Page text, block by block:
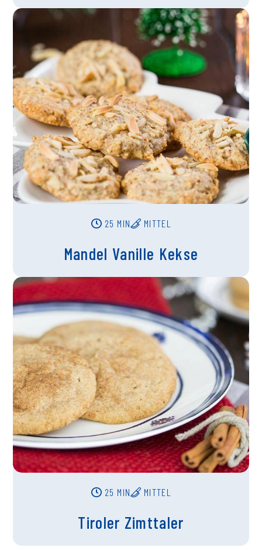
25 MIN MITTEL
Mandel Vanille Kekse
25 MIN MITTEL
Tiroler Zimttaler